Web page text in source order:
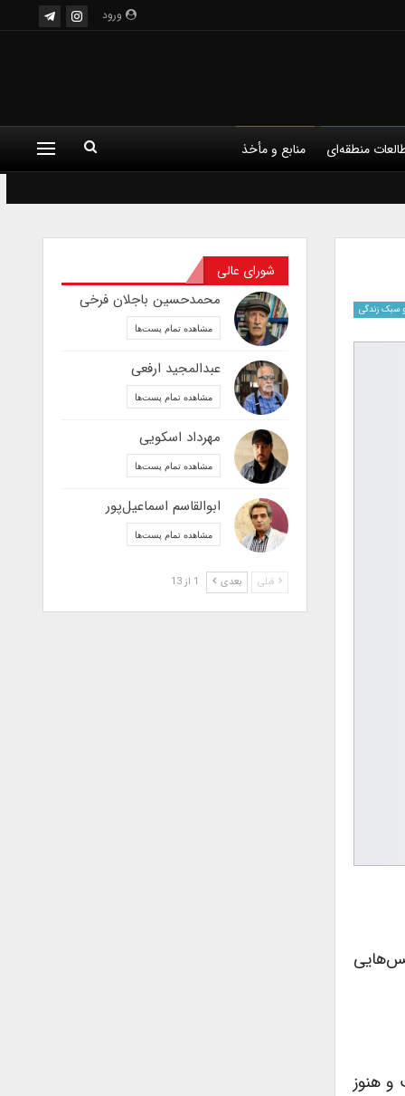
ورود
منطقه‌ای منابع و مأخذ
سبک زندگی
عکس‌هایی
و هنوز
شورای عالی
محمدحسین باجلان فرخی
مشاهده تمام پست‌ها
عبدالمجید ارفعی
مشاهده تمام پست‌ها
مهرداد اسکویی
مشاهده تمام پست‌ها
ابوالقاسم اسماعیل‌پور
مشاهده تمام پست‌ها
قبلی بعدی 1 از 13